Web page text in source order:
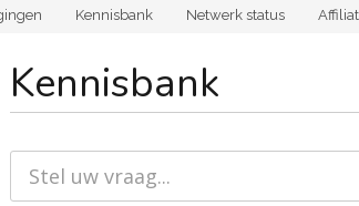
Kennisbank Netwerk status
Kennisbank